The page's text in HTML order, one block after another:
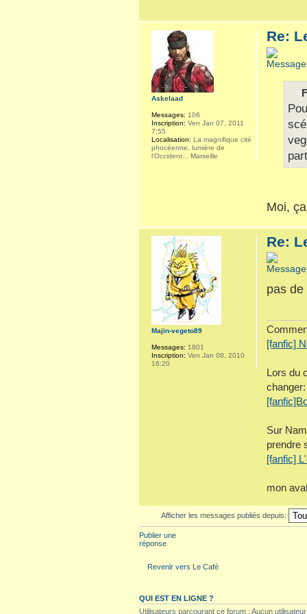
Re:
Moi,
Askelaad
Messages: 106
Inscription: Ven Jan 07, 2011
7:55
Localisation: La magnifique cité
phocéenne, lumière de
l'Occident... Marseille
Re:
pas de
[fanfic]
Lors du
changer:
Sur
prendre
[fanfic]
mon
Majin-vegeto89
Messages: 1801
Inscription: Ven Jan 08, 2010
16:20
Afficher les messages publiés depuis:
Publier une
réponse
Revenir vers Le Café
QUI EST EN LIGNE ?
Utilisateurs parcourant ce forum : Aucun